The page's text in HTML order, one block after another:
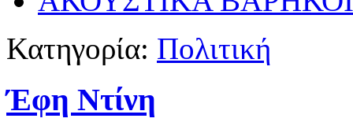
Κατηγορία: Πολιτική
Έφη Ντίνη